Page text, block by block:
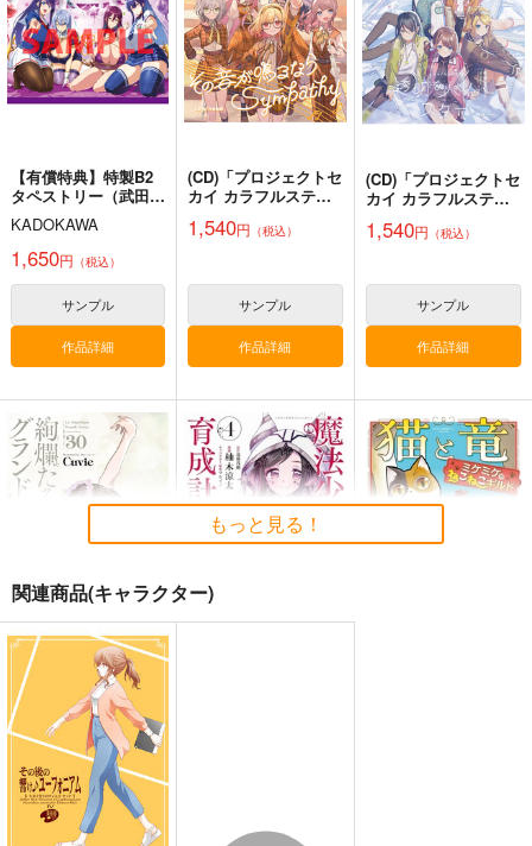
【有償特典】特製B2
タペストリー（武田弘
光アートワーク
ス 珠）
KADOKAWA
1,650円 （税込）
サンプル
作品詳細
(CD)「プロジェクトセ
カイ カラフルステー
その音が鳴るな
1,540円 （税込）
サンプル
作品詳細
(CD)「プロジェクトセ
カイ カラフルステー
透明なパレット/スタ
1,540円 （税込）
サンプル
作品詳細
絢爛たるグランドセー
ヌ 30
秋田書店
880円（税込）
サンプル
作品詳細 作品詳細
もっと見る！
関連商品(キャラクター)